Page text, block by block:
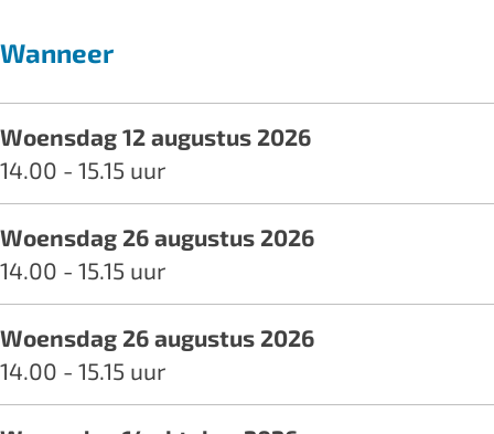
o
v
a
c
h
o
l
a
k
Wanneer
Woensdag 12 augustus 2026
14.00 - 15.15 uur
Woensdag 26 augustus 2026
14.00 - 15.15 uur
Woensdag 26 augustus 2026
14.00 - 15.15 uur